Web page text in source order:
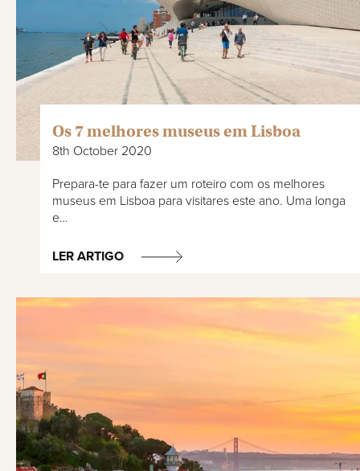
Os 7 melhores museus em Lisboa
8th October 2020
Prepara-te para fazer um roteiro com os melhores
museus em Lisboa para visitares este ano. Uma longa
e…
LER ARTIGO